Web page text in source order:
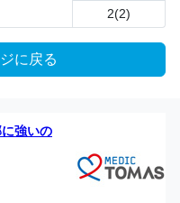
2(2)
に戻る